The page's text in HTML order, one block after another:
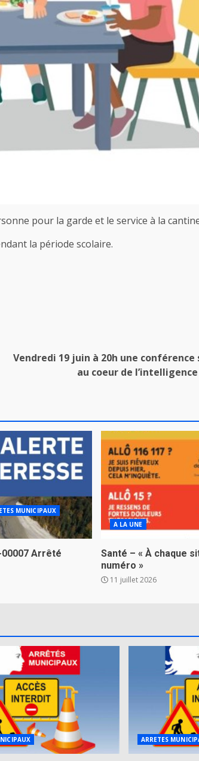
pour la garde et le service à la
la période scolaire.
Vendredi 19 juin à 20h une conférence
au coeur de
MUNICIPAUX
00007 Arrêté
A LA UNE
Santé – « À chaque
numéro »
11 juillet 2026
ARRETES